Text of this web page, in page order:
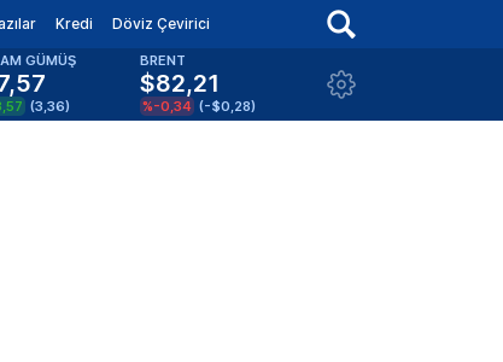
Kredi Döviz Çevirici
GÜMÜŞ
(3,36)
BRENT
$82,21
%-0,34 (-$0,28)